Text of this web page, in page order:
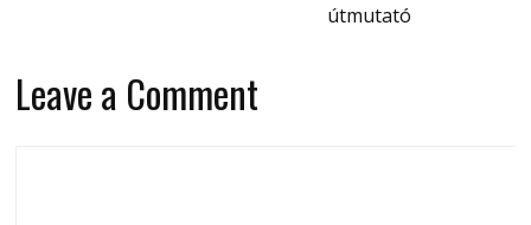
útmutató
Leave a Comment